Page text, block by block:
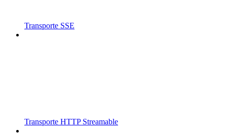
Transporte SSE
Transporte HTTP Streamable